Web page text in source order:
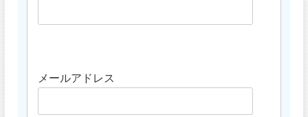
メールアドレス